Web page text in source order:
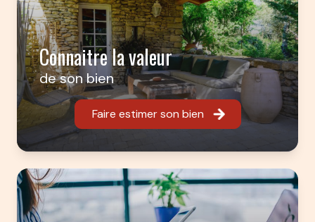
Connaitre la valeur
de son bien
Faire estimer son bien